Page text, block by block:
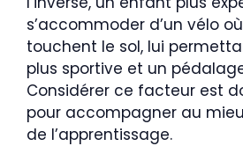
s’accommoder d’un vélo
touchent le sol, lui
plus sportive et un
Considérer ce facteur est
pour accompagner au
de l’apprentissage.